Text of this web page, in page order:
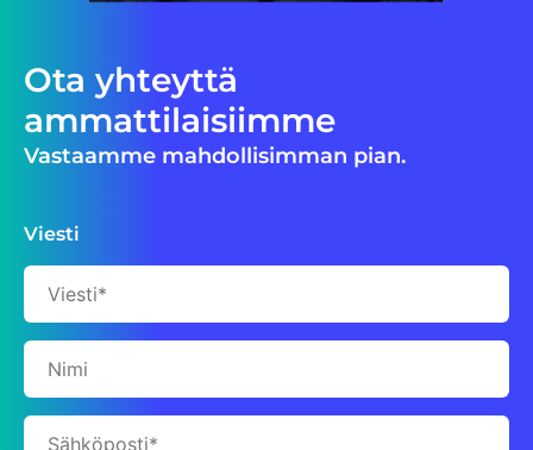
Ota yhteyttä
ammattilaisiimme
Vastaamme mahdollisimman pian.
Viesti